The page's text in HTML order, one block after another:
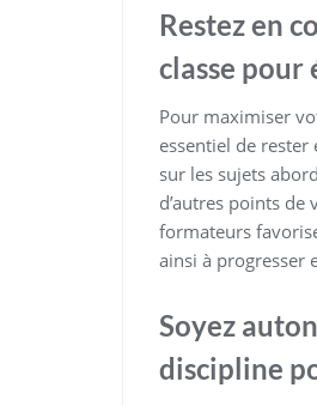
Restez en
classe pour
Pour maximiser
essentiel de rester
sur les sujets
d’autres points de
formateurs
ainsi à progresser
Soyez
discipline